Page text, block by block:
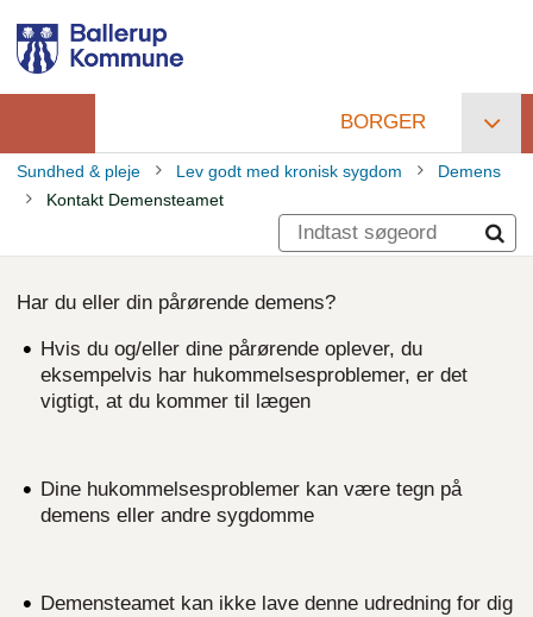
hovedindhold
Primær
navigation
BORGER
Brødkrumme
Sundhed & pleje Lev godt med kronisk sygdom
Demens
Kontakt Demensteamet
Har du eller din pårørende demens?
Hvis du og/eller dine pårørende oplever, du
eksempelvis har hukommelsesproblemer, er det
vigtigt, at du kommer til lægen
Dine hukommelsesproblemer kan være tegn på
demens eller andre sygdomme
Demensteamet kan ikke lave denne udredning for dig